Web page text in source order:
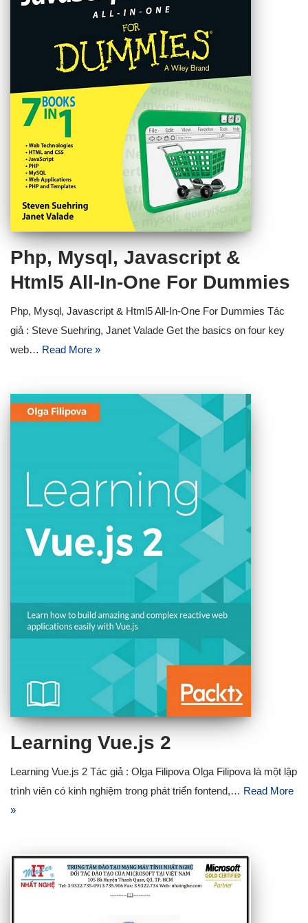
Php, Mysql, Javascript &
Html5 All-In-One For Dummies
Php, Mysql, Javascript & Html5 All-In-One For Dummies Tác
giả : Steve Suehring, Janet Valade Get the basics on four key
web… Read More »
Learning Vue.js 2
Learning Vue.js 2 Tác giả : Olga Filipova Olga Filipova là một lập
trình viên có kinh nghiệm trong phát triển fontend,… Read More
»